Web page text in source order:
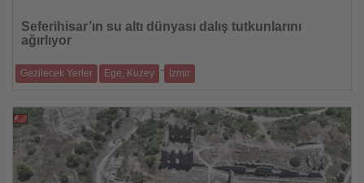
Seferihisar’ın su altı dünyası dalış tutkunlarını
ağırlıyor
Gezilecek Yerler Ege, Kuzey - Izmir
Seferihisar,
21.07.2026